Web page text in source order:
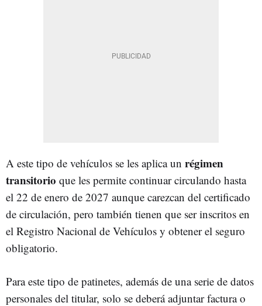
A este tipo de vehículos se les aplica un régimen
transitorio que les permite continuar circulando hasta
el 22 de enero de 2027 aunque carezcan del certificado
de circulación, pero también tienen que ser inscritos en
el Registro Nacional de Vehículos y obtener el seguro
obligatorio.
Para este tipo de patinetes, además de una serie de datos
personales del titular, solo se deberá adjuntar factura o